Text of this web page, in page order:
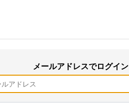
メールアドレスでログイン